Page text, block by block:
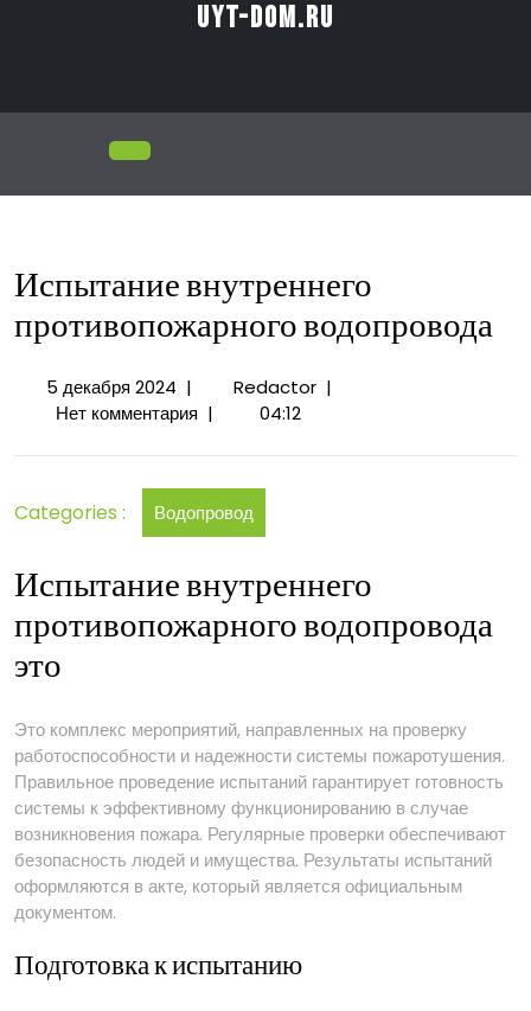
uyt-dom.ru
Испытание внутреннего
противопожарного водопровода
5 декабря 20245
декабря
| RedactorИспытание
водопровода
|
Нет комментария | 04:12
Categories : Водопровод
Испытание внутреннего
противопожарного водопровода
это
Это комплекс мероприятий, направленных на проверку
работоспособности и надежности системы пожаротушения.
Правильное проведение испытаний гарантирует готовность
системы к эффективному функционированию в случае
возникновения пожара. Регулярные проверки обеспечивают
безопасность людей и имущества. Результаты испытаний
оформляются в акте, который является официальным
документом.
Подготовка к испытанию